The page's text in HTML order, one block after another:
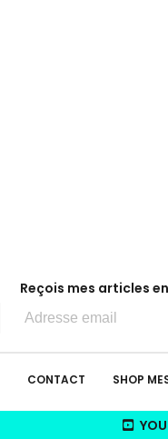
Reçois mes articles
Adresse
e-
CONTACT SHOP